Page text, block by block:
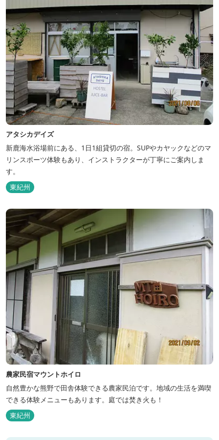
アタシカデイズ
新鹿海水浴場前にある、1日1組貸切の宿。SUPやカヤックなどのマ
リンスポーツ体験もあり、インストラクターが丁寧にご案内しま
す。
東紀州
農家民宿マウントホイロ
自然豊かな熊野で田舎体験できる農家民泊です。地域の生活を満喫
できる体験メニューもあります。庭では焚き火も！
東紀州